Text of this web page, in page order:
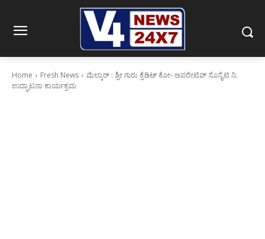
Home Fresh News
ಮೆಲ್ಕಾರ್ : ಶ್ರೀ ಗುರು ಕ್ರೆಡಿಟ್ ಕೋ- ಅಪರೇಟಿವ್ ಸೊಸೈಟಿ ನಿ.
ಉದ್ಘಾಟನಾ ಕಾರ್ಯಕ್ರಮ